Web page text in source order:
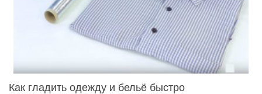
Как гладить одежду и бельё быстро